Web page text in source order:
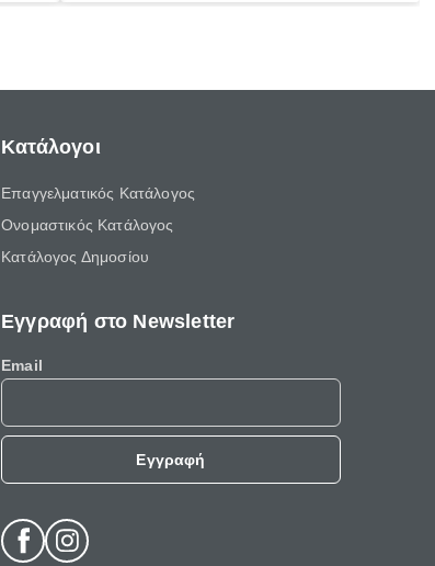
Κατάλογοι
Επαγγελματικός Κατάλογος
Ονομαστικός Κατάλογος
Κατάλογος Δημοσίου
Εγγραφή στο Newsletter
Email
Εγγραφή